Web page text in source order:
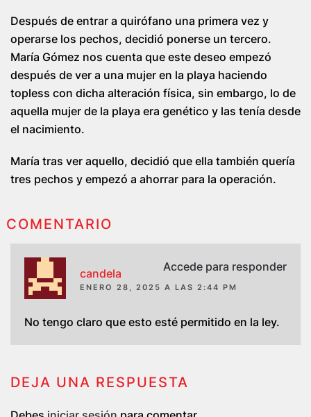
Después de entrar a quirófano una primera vez y
operarse los pechos, decidió ponerse un tercero.
María Gómez nos cuenta que este deseo empezó
después de ver a una mujer en la playa haciendo
topless con dicha alteración física, sin embargo, lo de
aquella mujer de la playa era genético y las tenía desde
el nacimiento.
María tras ver aquello, decidió que ella también quería
tres pechos y empezó a ahorrar para la operación.
COMENTARIO
candela
ENERO 28, 2025 A LAS 2:44 PM
Accede para responder
No tengo claro que esto esté permitido en la ley.
DEJA UNA RESPUESTA